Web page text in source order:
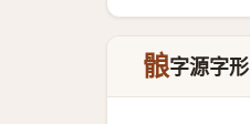
䯖字源字形